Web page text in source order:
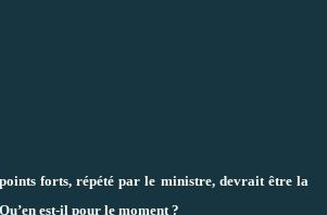
forts, répété par le ministre, devrait être la
est-il pour le moment ?